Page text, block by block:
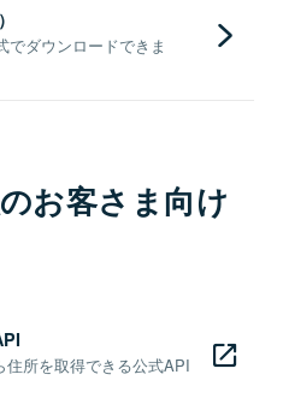
でダウンロードできま
お客さま向け
所を取得できる公式API